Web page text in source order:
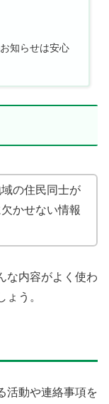
知らせは安心
の住民同士が
かせない情報
な内容がよく使わ
う。
活動や連絡事項を